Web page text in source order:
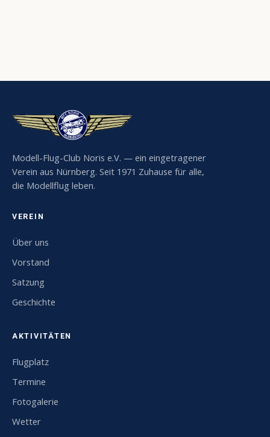
Modell-Flug-Club Noris e.V. — ein eingetragener
Verein aus Nürnberg. Seit 1971 Zuhause für alle,
die Modellflug leben.
VEREIN
Über uns
Vorstand
Satzung
Geschichte
AKTIVITÄTEN
Flugplatz
Termine
Fotogalerie
Wetter